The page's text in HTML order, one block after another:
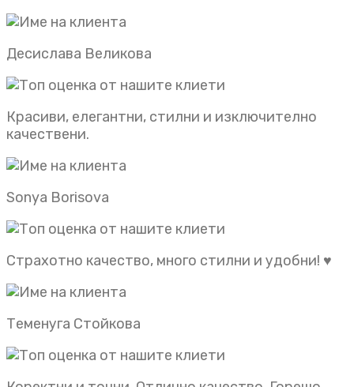
Десислава Великова
Красиви, елегантни, стилни и изключително
качествени.
Sonya Borisova
Страхотно качество, много стилни и удобни! ♥️
Теменуга Стойкова